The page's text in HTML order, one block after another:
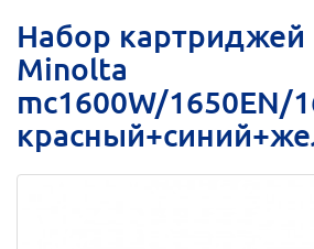
Набор картриджей
Minolta
mc1600W/1650EN/